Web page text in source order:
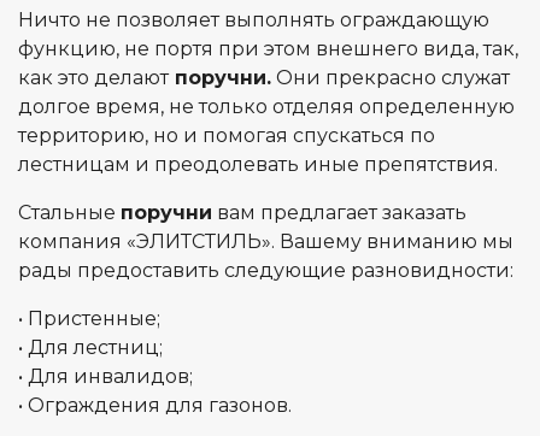
Ничто не позволяет выполнять ограждающую
функцию, не портя при этом внешнего вида, так,
как это делаютпоручни. Они прекрасно служат
долгое время, не только отделяя определенную
территорию, но и помогая спускаться по
лестницам и преодолевать иные препятствия.
Стальные поручни вам предлагает заказать
компания «ЭЛИТСТИЛЬ». Вашему вниманию мы
рады предоставить следующие разновидности:
• Пристенные;
• Для лестниц;
• Для инвалидов;
• Ограждения для газонов.